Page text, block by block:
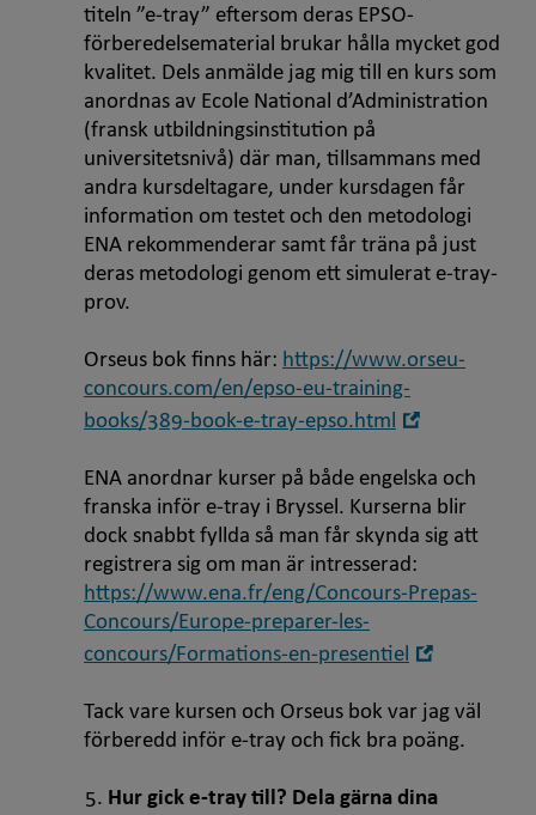
titeln ”e-tray” eftersom deras EPSO-
förberedelsematerial brukar hålla mycket god
kvalitet. Dels anmälde jag mig till en kurs som
anordnas av Ecole National d’Administration
(fransk utbildningsinstitution på
universitetsnivå) där man, tillsammans med
andra kursdeltagare, under kursdagen får
information om testet och den metodologi
ENA rekommenderar samt får träna på just
deras metodologi genom ett simulerat e-tray-
prov.
Orseus bok finns här: https://www.orseu-
concours.com/en/epso-eu-training-
books/389-book-e-tray-epso.html
nytt
fönster
ENA anordnar kurser på både engelska och
franska inför e-tray i Bryssel. Kurserna blir
dock snabbt fyllda så man får skynda sig att
registrera sig om man är intresserad:
https://www.ena.fr/eng/Concours-Prepas-
Concours/Europe-preparer-les-
concours/Formations-en-presentiel
nytt
fönster
Tack vare kursen och Orseus bok var jag väl
förberedd inför e-tray och fick bra poäng.
Hur gick e-tray till? Dela gärna dina